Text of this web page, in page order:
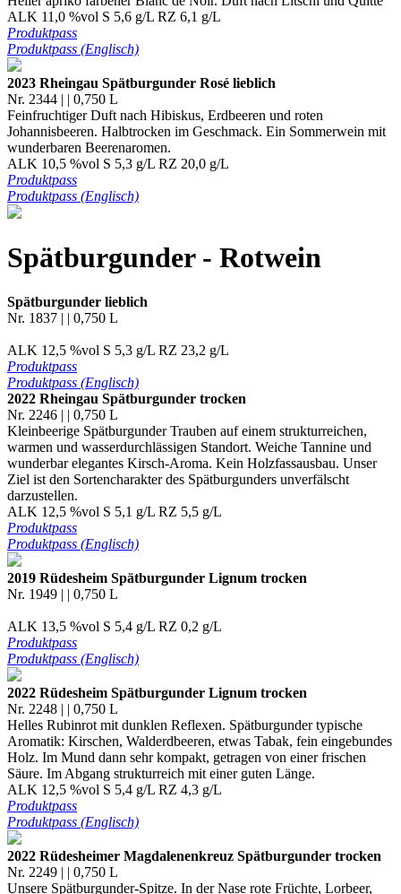
ALK 11,0 %vol S 5,6 g/L RZ 6,1 g/L
Produktpass
Produktpass (Englisch)
2023 Rheingau Spätburgunder Rosé lieblich
Nr. 2344 | | 0,750 L
Feinfruchtiger Duft nach Hibiskus, Erdbeeren und roten
Johannisbeeren. Halbtrocken im Geschmack. Ein Sommerwein mit
wunderbaren Beerenaromen.
ALK 10,5 %vol S 5,3 g/L RZ 20,0 g/L
Produktpass
Produktpass (Englisch)
Spätburgunder - Rotwein
Spätburgunder lieblich
Nr. 1837 | | 0,750 L
ALK 12,5 %vol S 5,3 g/L RZ 23,2 g/L
Produktpass
Produktpass (Englisch)
2022 Rheingau Spätburgunder trocken
Nr. 2246 | | 0,750 L
Kleinbeerige Spätburgunder Trauben auf einem strukturreichen,
warmen und wasserdurchlässigen Standort. Weiche Tannine und
wunderbar elegantes Kirsch-Aroma. Kein Holzfassausbau. Unser
Ziel ist den Sortencharakter des Spätburgunders unverfälscht
darzustellen.
ALK 12,5 %vol S 5,1 g/L RZ 5,5 g/L
Produktpass
Produktpass (Englisch)
2019 Rüdesheim Spätburgunder Lignum trocken
Nr. 1949 | | 0,750 L
ALK 13,5 %vol S 5,4 g/L RZ 0,2 g/L
Produktpass
Produktpass (Englisch)
2022 Rüdesheim Spätburgunder Lignum trocken
Nr. 2248 | | 0,750 L
Helles Rubinrot mit dunklen Reflexen. Spätburgunder typische
Aromatik: Kirschen, Walderdbeeren, etwas Tabak, fein eingebundes
Holz. Im Mund dann sehr kompakt, getragen von einer frischen
Säure. Im Abgang strukturreich mit einer guten Länge.
ALK 12,5 %vol S 5,4 g/L RZ 4,3 g/L
Produktpass
Produktpass (Englisch)
2022 Rüdesheimer Magdalenenkreuz Spätburgunder trocken
Nr. 2249 | | 0,750 L
Unsere Spätburgunder-Spitze. In der Nase rote Früchte, Lorbeer,